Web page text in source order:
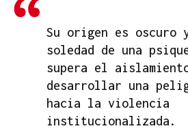
Su origen es oscuro
soledad de una
supera el
desarrollar una
hacia la violencia
institucionalizada.